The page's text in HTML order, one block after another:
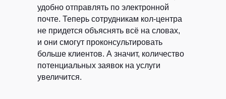
удобно отправлять по электронной
почте. Теперь сотрудникам кол-центра
не придется объяснять всё на словах,
и они смогут проконсультировать
больше клиентов. А значит, количество
потенциальных заявок на услуги
увеличится.